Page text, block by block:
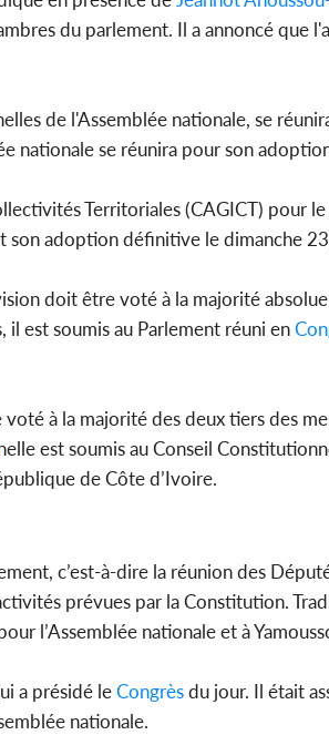
du parlement. Il a annoncé que
de l'Assemblée nationale, se
nationale se réunira pour son
Territoriales (CAGICT) pour
son adoption définitive le dimanche
doit être voté à la majorité
est soumis au Parlement réuni en
à la majorité des deux tiers des
est soumis au Conseil
de Côte d’Ivoire.
c’est-à-dire la réunion des
prévues par la Constitution.
l’Assemblée nationale et à
a présidé leCongrèsdu jour. Il était
nationale.